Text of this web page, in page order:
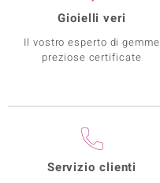
Gioielli veri
Il vostro esperto di gemme
preziose certificate
Servizio clienti